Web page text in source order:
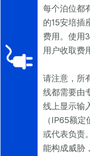
每个泊位都
的15安培插
费用。使用
用户收取费
请注意，所
线都需要由
线上显示输
（IP65额
或代表负责
能构成威胁